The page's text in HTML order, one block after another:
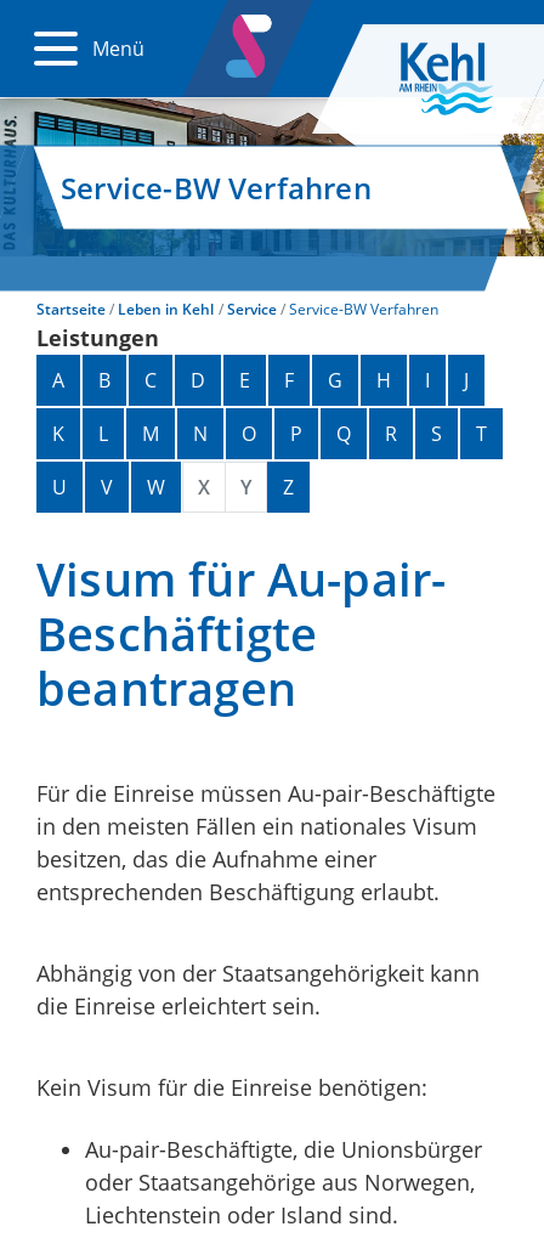
Menü
Service-BW Verfahren
Startseite Leben in Kehl Service Service-BW Verfahren
Leistungen
Alphabetisches Register überspringen
A B C D E F G H I
J
K
L M N O P Q R S
T
U
V W X Y Z
Visum für Au-pair-
Beschäftigte
beantragen
Für die Einreise müssen Au-pair-Beschäftigte
in den meisten Fällen ein nationales Visum
besitzen, das die Aufnahme einer
entsprechenden Beschäftigung erlaubt.
Abhängig von der Staatsangehörigkeit kann
die Einreise erleichtert sein.
Kein Visum für die Einreise benötigen:
Au-pair-Beschäftigte, die Unionsbürger
oder Staatsangehörige aus Norwegen,
Liechtenstein oder Island sind.